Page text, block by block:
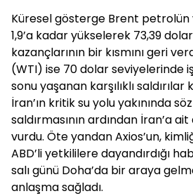
Küresel gösterge Brent petrolün
1,9’a kadar yükselerek 73,39
kazançlarının bir kısmını geri
(WTI) ise 70 dolar seviyelerinde
sonu yaşanan karşılıklı saldırılar
İran’ın kritik su yolu yakınında
saldırmasının ardından İran’a
vurdu. Öte yandan Axios’un,
ABD’li yetkililere dayandırdığı
salı günü Doha’da bir araya
anlaşma sağladı.